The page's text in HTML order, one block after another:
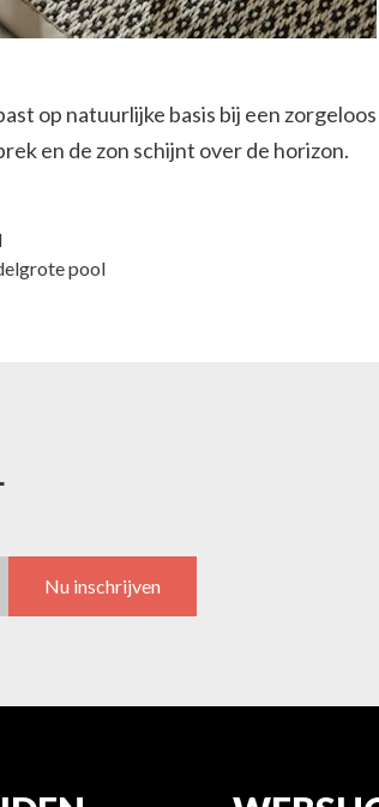
op natuurlijke basis bij een
en de zon schijnt over de horizon.
pool
Nu inschrijven